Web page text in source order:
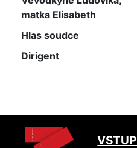
matka Elisabeth
Hlas soudce
Dirigent